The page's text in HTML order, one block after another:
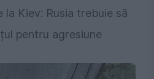
la Kiev: Rusia trebuie să
pentru agresiune